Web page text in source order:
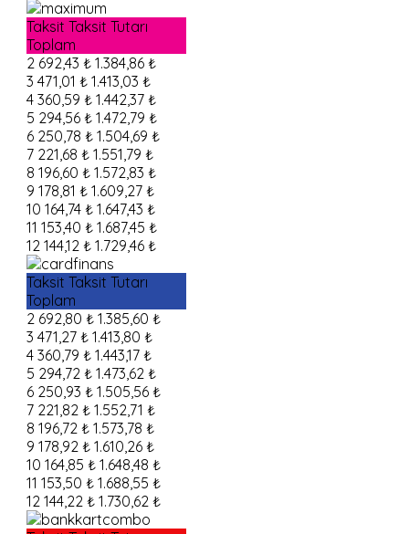
Taksit Taksit Tutarı
Toplam
2 692,43 ₺ 1.384,86 ₺
3 471,01 ₺ 1.413,03 ₺
4 360,59 ₺ 1.442,37 ₺
5 294,56 ₺ 1.472,79 ₺
6 250,78 ₺ 1.504,69 ₺
7 221,68 ₺ 1.551,79 ₺
8 196,60 ₺ 1.572,83 ₺
9 178,81 ₺ 1.609,27 ₺
10 164,74 ₺ 1.647,43 ₺
11 153,40 ₺ 1.687,45 ₺
12 144,12 ₺ 1.729,46 ₺
Taksit Taksit Tutarı
Toplam
2 692,80 ₺ 1.385,60 ₺
3 471,27 ₺ 1.413,80 ₺
4 360,79 ₺ 1.443,17 ₺
5 294,72 ₺ 1.473,62 ₺
6 250,93 ₺ 1.505,56 ₺
7 221,82 ₺ 1.552,71 ₺
8 196,72 ₺ 1.573,78 ₺
9 178,92 ₺ 1.610,26 ₺
10 164,85 ₺ 1.648,48 ₺
11 153,50 ₺ 1.688,55 ₺
12 144,22 ₺ 1.730,62 ₺